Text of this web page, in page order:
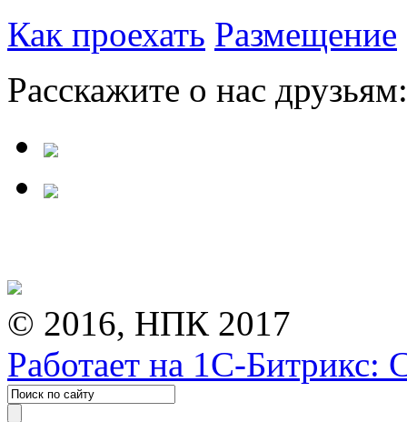
Как проехать Размещение
Расскажите о нас друзьям:
© 2016, НПК 2017
Работает на 1С-Битрикс: